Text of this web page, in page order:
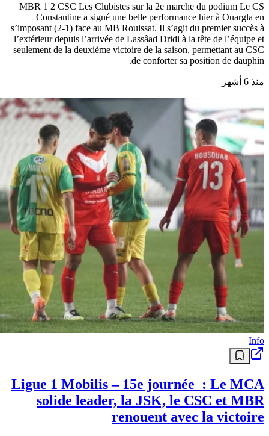
MBR 1 2 CSC Les Clubistes sur la 2e marche du podium Le CS
Constantine a signé une belle performance hier à Ouargla en
s’imposant (2-1) face au MB Rouissat. Il s’agit du premier succès à
l’extérieur depuis l’arrivée de Lassâad Dridi à la tête de l’équipe et
seulement de la deuxième victoire de la saison, permettant au CSC
de conforter sa position de dauphin.
منذ 6 أشهر
Info
Ligue 1 Mobilis – 15e journée : Le MCA
solide leader, la JSK, le CSC et MBR
renouent avec la victoire